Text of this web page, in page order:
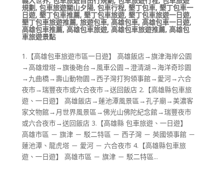
規劃 , 包車旅遊關山夕陽, 包車行程, 墾丁包車, 墾丁包車一
日遊, 墾丁包車推薦, 墾丁包車旅遊, 墾丁包車旅遊一日遊,
墾丁包車旅遊推薦, 旅遊包車, 高雄包車, 高雄包車一日遊,
高雄包車推薦, 高雄包車旅遊, 高雄包車旅遊推薦, 高雄包
車旅遊景點
1.【高雄包車旅遊市區一日遊】 高雄飯店→旗津海岸公園
→高雄燈塔→旗後砲台→風車公園→澄清湖→海洋奇珍園
→九曲橋→壽山動物園→西子灣打狗領事館→愛河→六合
夜市→瑞豐夜市或六合夜市→送回飯店 2.【高雄縣包車旅
遊、一日遊】 高雄飯店→蓮池潭風景區→孔子廟→美濃客
家文物館→月世界風景區→佛光山佛陀紀念館→瑞豐夜市
或六合夜市→送回飯店 3.【高雄縣 包車旅遊、一日遊】
高雄市區 － 旗津 － 駁二特區 － 西子灣 － 英國領事館 －
蓮池潭、龍虎塔 － 愛河 － 六合夜市 4.【高雄縣包車旅
遊、一日遊】 高雄市區 － 旗津 － 駁二特區...